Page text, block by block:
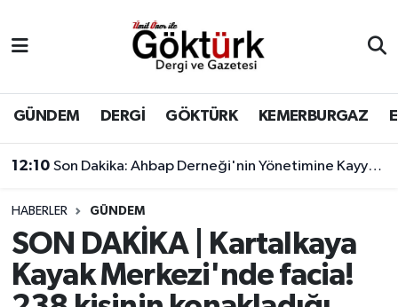
GÜNDEM DERGİ GÖKTÜRK KEMERBURGAZ
12:10 Son Dakika: Ahbap Derneği'nin Yönetimine Kayyum Atandı
HABERLER GÜNDEM
SON DAKİKA | Kartalkaya
Kayak Merkezi'nde facia!
BİLİM
DERGİ
DÜNYA
EĞİTİM
EKONOMİ
Eyüpsultan Hava Durumu
Eyüpsultan Trafik Yoğunluk Haritası
Süper Lig Puan Durumu ve Fikstür
Tüm Manşetler
Son Dakika Haberleri
Haber Arşivi